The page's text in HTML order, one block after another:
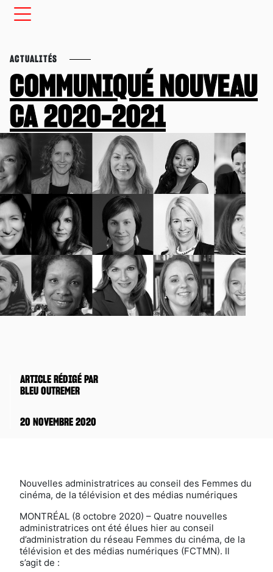
ACTUALITÉS
COMMUNIQUÉ NOUVEAU
CA 2020-2021
ARTICLE RÉDIGÉ PAR
BLEU OUTREMER
20 NOVEMBRE 2020
Nouvelles administratrices au conseil des Femmes du
cinéma, de la télévision et des médias numériques
MONTRÉAL (8 octobre 2020) – Quatre nouvelles
administratrices ont été élues hier au conseil
d’administration du réseau Femmes du cinéma, de la
télévision et des médias numériques (FCTMN). Il
s’agit de :